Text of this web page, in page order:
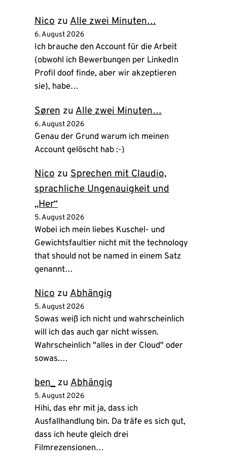
Nico zu Alle zwei Minuten…
6. August 2026
Ich brauche den Account für die Arbeit
(obwohl ich Bewerbungen per LinkedIn
Profil doof finde, aber wir akzeptieren
sie), habe…
Søren zu Alle zwei Minuten…
6. August 2026
Genau der Grund warum ich meinen
Account gelöscht hab :-)
Nico zu Sprechen mit Claudio,
sprachliche Ungenauigkeit und
„Her“
5. August 2026
Wobei ich mein liebes Kuschel- und
Gewichtsfaultier nicht mit the technology
that should not be named in einem Satz
genannt…
Nico zu Abhängig
5. August 2026
Sowas weiß ich nicht und wahrscheinlich
will ich das auch gar nicht wissen.
Wahrscheinlich "alles in der Cloud" oder
sowas.…
ben_zu Abhängig
5. August 2026
Hihi, das ehr mit ja, dass ich
Ausfallhandlung bin. Da träfe es sich gut,
dass ich heute gleich drei
Filmrezensionen…